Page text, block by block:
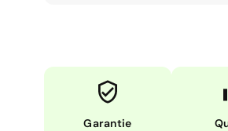
Garantie